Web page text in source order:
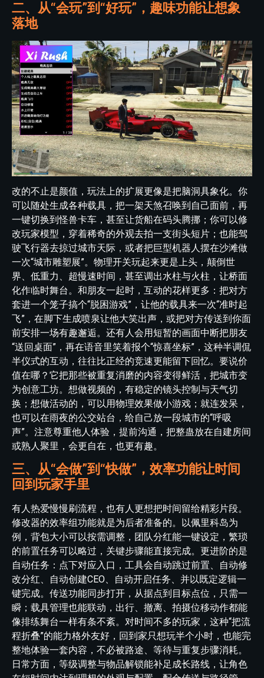
二、从“会玩”到“好玩”，趣味功能让想象
落地
改的不止是颜值，玩法上的扩展更像是把脑洞具象化。你
可以随处生成各种载具，把一架天煞召唤到自己面前，再
一键切换到怪兽卡车，甚至让货船在码头腾挪；你可以修
改玩家模型，穿着稀奇的外观去拍一支街头短片；也能驾
驶飞行器去掠过城市天际，或者把巨型机器人摆在沙滩做
一次“城市雕塑展”。物理开关玩起来更是上头，颠倒世
界、低重力、超慢速时间，甚至调出水柱与火柱，让桥面
化作临时舞台。和朋友一起时，互动的花样更多：把对方
套进一个笼子搞个“脱困游戏”，让他的载具来一次“准时起
飞”，在脚下生成喷泉让他大笑出声，或把对方传送到你面
前安排一场有趣邂逅。还有人会用短暂的画面中断把朋友
“送回桌面”，再在语音里笑着报个“惊喜坐标”，这种半调侃
半仪式的互动，往往比正经的竞速更能留下回忆。要说价
值在哪？它把那些被重复消磨的内容变得鲜活，把城市变
为创意工坊。想做视频的，有稳定的镜头控制与天气切
换；想做活动的，可以用物理效果做小游戏；就连发呆，
也可以在雨夜的公交站台，给自己放一段城市的“呼吸
声”。注意尊重他人体验，提前沟通，把整蛊放在自建房间
或熟人聚里，会更自在，也更有趣。
三、从“会做”到“快做”，效率功能让时间
回到玩家手里
有人热爱慢慢刷流程，也有人更想把时间留给精彩片段。
修改器的效率组功能就是为后者准备的。以佩里科岛为
例，背包大小可以按需调整，团队分红能一键设定，繁琐
的前置任务可以略过，关键步骤能直接完成。更进阶的是
自动任务：点下对应入口，工具会自动跳过前置、自动修
改分红、自动创建CEO、自动开启任务、并以既定逻辑一
键完成。传送功能同步打开，从据点到目标点位，只需一
瞬；载具管理也能联动，出行、撤离、拍摄位移动作都能
像排练舞台一样有条不紊。对时间不多的玩家，这种“把流
程折叠”的能力格外友好，回到家只想玩半个小时，也能完
整地体验一套内容，不必被路途、等待与重复步骤消耗。
日常方面，等级调整与物品解锁能补足成长路线，让角色